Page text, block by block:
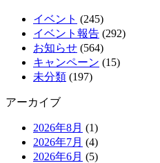
イベント (245)
イベント報告 (292)
お知らせ (564)
キャンペーン (15)
未分類 (197)
アーカイブ
2026年8月 (1)
2026年7月 (4)
2026年6月 (5)